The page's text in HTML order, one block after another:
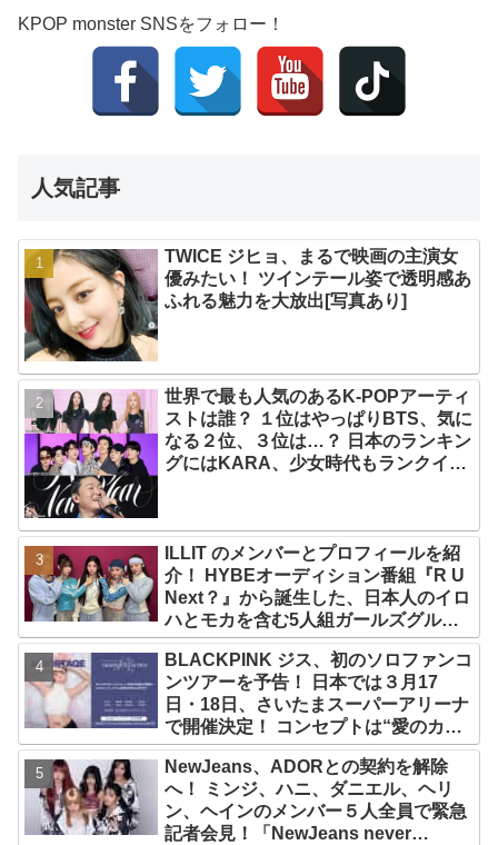
KPOP monster SNSをフォロー！
人気記事
TWICE ジヒョ、まるで映画の主演女
優みたい！ ツインテール姿で透明感あ
ふれる魅力を大放出[写真あり]
世界で最も人気のあるK-POPアーティ
ストは誰？ １位はやっぱりBTS、気に
なる２位、３位は…？ 日本のランキン
グにはKARA、少女時代もランクイ
ILLIT のメンバーとプロフィールを紹
介！ HYBEオーディション番組『R U
Next？』から誕生した、日本人のイロ
ハとモカを含む5人組ガールズグルー
プ！ デビュー曲「Magnetic」がいき
なりの大ヒット
BLACKPINK ジス、初のソロファンコ
ンツアーを予告！ 日本では３月17
日・18日、さいたまスーパーアリーナ
で開催決定！ コンセプトは“愛のカケ
ラ”！？ 14日には新アルバム
『AMORTAGE』もリリース
NewJeans、ADORとの契約を解除
へ！ ミンジ、ハニ、ダニエル、ヘリ
ン、ヘインのメンバー５人全員で緊急
記者会見！「NewJeans never